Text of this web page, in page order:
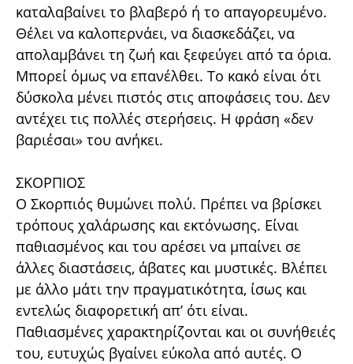
καταλαβαίνει το βλαβερό ή το απαγορευμένο.
Θέλει να καλοπερνάει, να διασκεδάζει, να
απολαμβάνει τη ζωή και ξεφεύγει από τα όρια.
Μπορεί όμως να επανέλθει. Το κακό είναι ότι
δύσκολα μένει πιστός στις αποφάσεις του. Δεν
αντέχει τις πολλές στερήσεις. Η φράση «δεν
βαριέσαι» του ανήκει.
ΣΚΟΡΠΙΟΣ
Ο Σκορπιός θυμώνει πολύ. Πρέπει να βρίσκει
τρόπους χαλάρωσης και εκτόνωσης. Είναι
παθιασμένος και του αρέσει να μπαίνει σε
άλλες διαστάσεις, άβατες και μυστικές. Βλέπει
με άλλο μάτι την πραγματικότητα, ίσως και
εντελώς διαφορετική απ’ ότι είναι.
Παθιασμένες χαρακτηρίζονται και οι συνήθειές
του, ευτυχώς βγαίνει εύκολα από αυτές. Ο